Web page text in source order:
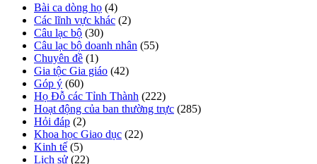
Bài ca dòng họ (4)
Các lĩnh vực khác (2)
Câu lạc bộ (30)
Câu lạc bộ doanh nhân (55)
Chuyên đề (1)
Gia tộc Gia giáo (42)
Góp ý (60)
Họ Đỗ các Tỉnh Thành (222)
Hoạt động của ban thường trực (285)
Hỏi đáp (2)
Khoa học Giao dục (22)
Kinh tế (5)
Lịch sử (22)